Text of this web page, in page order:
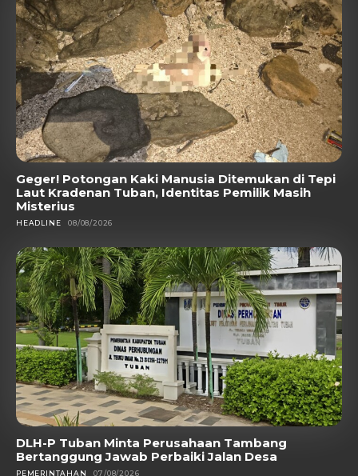
Geger! Potongan Kaki Manusia Ditemukan di Tepi
Laut Kradenan Tuban, Identitas Pemilik Masih
Misterius
HEADLINE 08/08/2026
DLH-P Tuban Minta Perusahaan Tambang
Bertanggung Jawab Perbaiki Jalan Desa
PEMERINTAHAN 07/08/2026